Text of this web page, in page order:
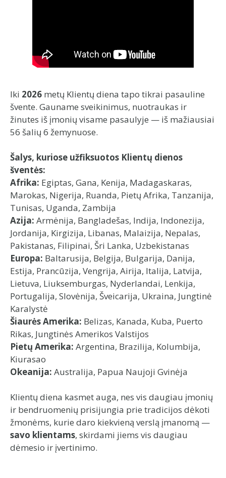
Iki 2026 metų Klientų diena tapo tikrai pasauline
švente. Gauname sveikinimus, nuotraukas ir
žinutes iš įmonių visame pasaulyje — iš mažiausiai
56 šalių 6 žemynuose.
Šalys, kuriose užfiksuotos Klientų dienos
šventės:
Afrika: Egiptas, Gana, Kenija, Madagaskaras,
Marokas, Nigerija, Ruanda, Pietų Afrika, Tanzanija,
Tunisas, Uganda, Zambija
Azija:Armėnija, Bangladešas, Indija, Indonezija,
Jordanija, Kirgizija, Libanas, Malaizija, Nepalas,
Pakistanas, Filipinai, Šri Lanka, Uzbekistanas
Europa: Baltarusija, Belgija, Bulgarija, Danija,
Estija, Prancūzija, Vengrija, Airija, Italija, Latvija,
Lietuva, Liuksemburgas, Nyderlandai, Lenkija,
Portugalija, Slovėnija, Šveicarija, Ukraina, Jungtinė
Karalystė
Šiaurės Amerika: Belizas, Kanada, Kuba, Puerto
Rikas, Jungtinės Amerikos Valstijos
Pietų Amerika: Argentina, Brazilija, Kolumbija,
Kiurasao
Okeanija:Australija, Papua Naujoji Gvinėja
Klientų diena kasmet auga, nes vis daugiau įmonių
ir bendruomenių prisijungia prie tradicijos dėkoti
žmonėms, kurie daro kiekvieną verslą įmanomą —
savo klientams, skirdami jiems vis daugiau
dėmesio ir įvertinimo.